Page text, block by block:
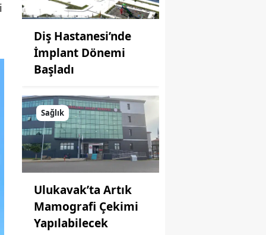
Diş Hastanesi’nde
İmplant Dönemi
Başladı
Sağlık
Ulukavak’ta Artık
Mamografi Çekimi
Yapılabilecek